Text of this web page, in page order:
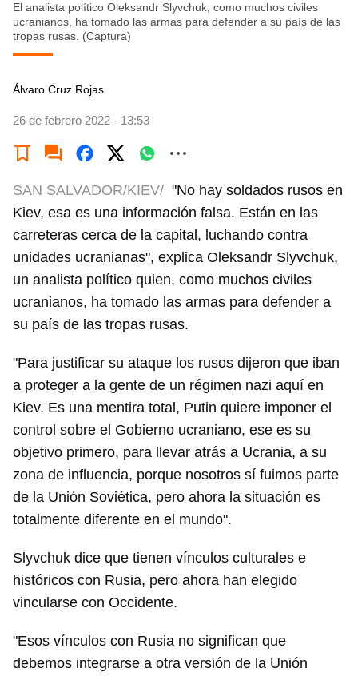
El analista político Oleksandr Slyvchuk, como muchos civiles
ucranianos, ha tomado las armas para defender a su país de las
tropas rusas. (Captura)
Álvaro Cruz Rojas
26 de febrero 2022 - 13:53
SAN SALVADOR/KIEV/ "No hay soldados rusos en
Kiev, esa es una información falsa. Están en las
carreteras cerca de la capital, luchando contra
unidades ucranianas", explica Oleksandr Slyvchuk,
un analista político quien, como muchos civiles
ucranianos, ha tomado las armas para defender a
su país de las tropas rusas.
"Para justificar su ataque los rusos dijeron que iban
a proteger a la gente de un régimen nazi aquí en
Kiev. Es una mentira total, Putin quiere imponer el
control sobre el Gobierno ucraniano, ese es su
objetivo primero, para llevar atrás a Ucrania, a su
zona de influencia, porque nosotros sí fuimos parte
de la Unión Soviética, pero ahora la situación es
totalmente diferente en el mundo".
Slyvchuk dice que tienen vínculos culturales e
históricos con Rusia, pero ahora han elegido
vincularse con Occidente.
"Esos vínculos con Rusia no significan que
debemos integrarse a otra versión de la Unión